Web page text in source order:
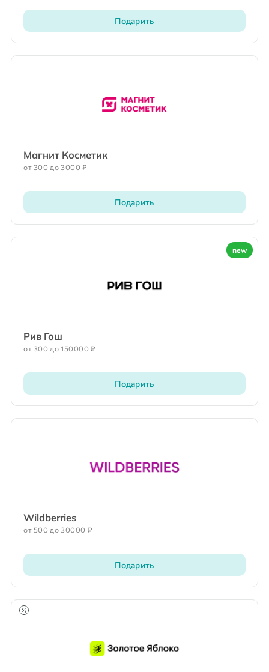
Подарить
Магнит Косметик
от 300 до 3000 ₽
Подарить
new
Рив Гош
от 300 до 150000 ₽
Подарить
Wildberries
от 500 до 30000 ₽
Подарить